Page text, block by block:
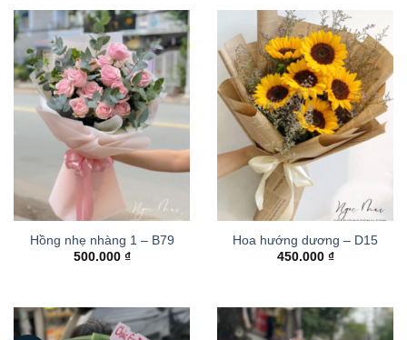
Hồng nhẹ nhàng 1 – B79
500.000 ₫
Hoa hướng dương – D15
450.000 ₫